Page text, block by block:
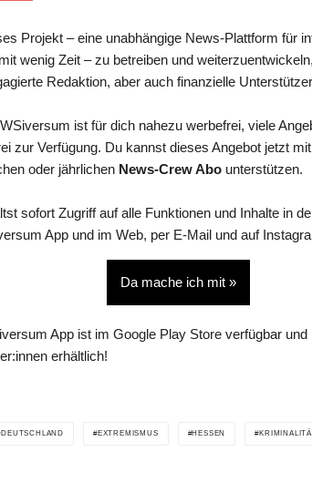
Projekt – eine unabhängige News-Plattform für
wenig Zeit – zu betreiben und
Redaktion, aber auch finanzielle
ist für dich nahezu werbefrei, viele
zur Verfügung. Du kannst dieses Angebot jetzt
oder jährlichen News-Crew Abo unterstützen.
sofort Zugriff auf alle Funktionen und Inhalte in
App und im Web, per E-Mail und auf
Da mache ich mit »
App ist im Google Play Store verfügbar
erhältlich!
DEUTSCHLAND EXTREMISMUS HESSEN